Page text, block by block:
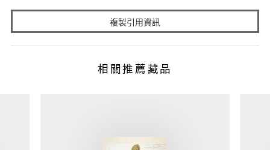
複製引用資訊
相關推薦藏品